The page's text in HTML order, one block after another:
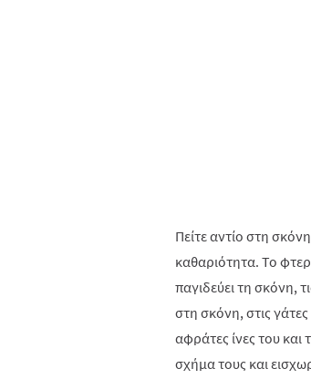
Πείτε αντίο στη
καθαριότητα. Το
παγιδεύει τη σκόνη,
στη σκόνη, στις
αφράτες ίνες του
σχήμα τους και